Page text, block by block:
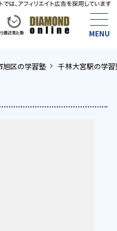
旭区の学習塾 千林大宮駅の学習